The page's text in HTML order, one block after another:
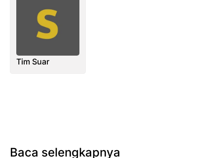
Tim Suar
Baca selengkapnya